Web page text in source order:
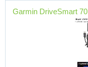
Garmin DriveSmart 70